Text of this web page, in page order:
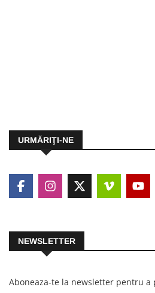
URMĂRIŢI-NE
NEWSLETTER
Aboneaza-te la newsletter pentru